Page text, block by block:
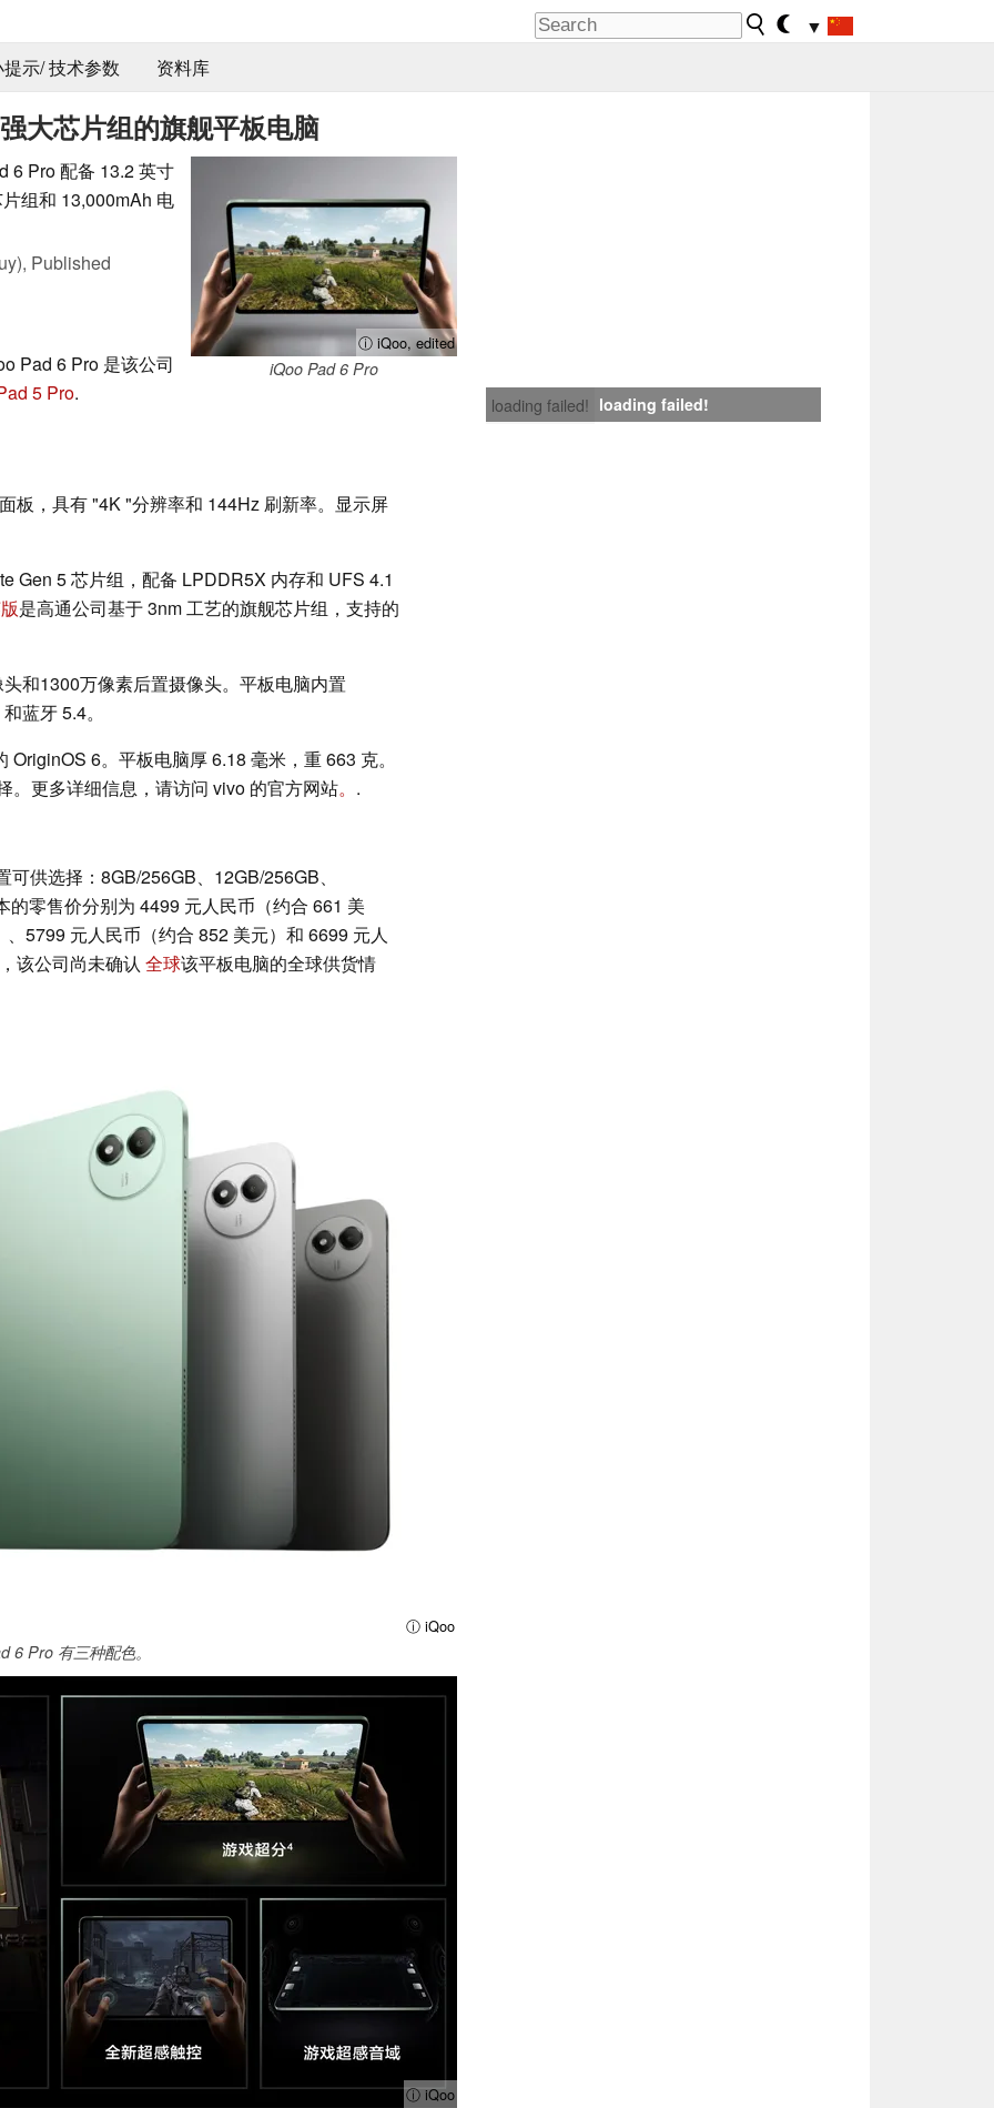
▼
示/ 技术参数
资料库
大芯片组的旗舰平板电脑
ⓘ iQoo, edited
iQoo Pad 6 Pro
6 Pro 配备 13.2 英寸
组和 13,000mAh 电
Published
loading failed! loading failed!
Pad 6 Pro 是该公司
5 Pro.
板，具有 "4K "分辨率和 144Hz 刷新率。显示屏
Gen 5 芯片组，配备 LPDDR5X 内存和 UFS 4.1
是高通公司基于 3nm 工艺的旗舰芯片组，支持的
和1300万像素后置摄像头。平板电脑内置
蓝牙 5.4。
6。平板电脑厚 6.18 毫米，重 663 克。
。更多详细信息，请访问 vivo 的官方网站。 .
供选择：8GB/256GB、12GB/256GB、
零售价分别为 4499 元人民币（约合 661 美
5799 元人民币（约合 852 美元）和 6699 元人
该公司尚未确认 全球该平板电脑的全球供货情
ⓘ iQoo
6 Pro 有三种配色。
ⓘ iQoo